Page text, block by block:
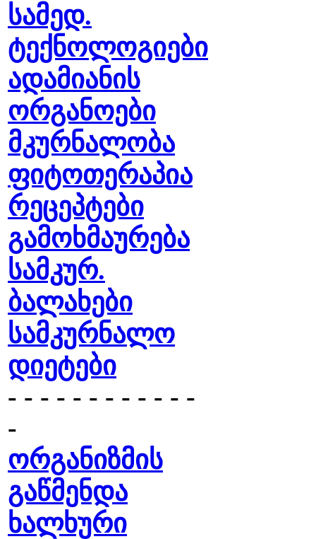
სამედ.
ტექნოლოგიები
ადამიანის
ორგანოები
მკურნალობა
ფიტოთერაპია
რეცეპტები
გამოხმაურება
სამკურ.
ბალახები
სამკურნალო
დიეტები
- - - - - - - - - - - -
-
ორგანიზმის
გაწმენდა
ხალხური